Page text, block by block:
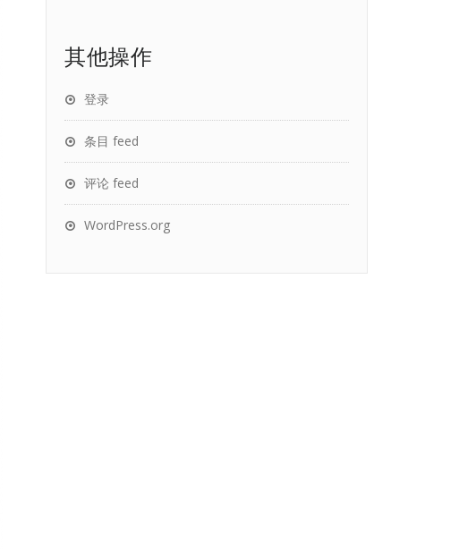
其他操作
登录
条目 feed
评论 feed
WordPress.org